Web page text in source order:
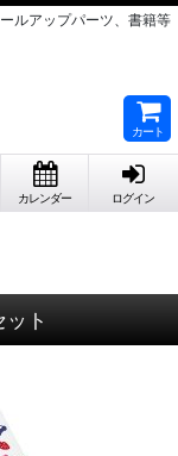
ルアップパーツ、書籍等
カート
カレンダー ログイン
ト